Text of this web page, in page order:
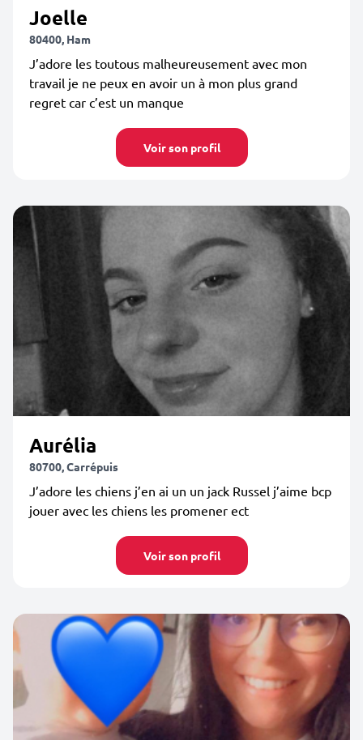
Joelle
80400, Ham
J’adore les toutous malheureusement avec mon
travail je ne peux en avoir un à mon plus grand
regret car c’est un manque
Voir son profil
Aurélia
80700, Carrépuis
J’adore les chiens j’en ai un un jack Russel j’aime bcp
jouer avec les chiens les promener ect
Voir son profil